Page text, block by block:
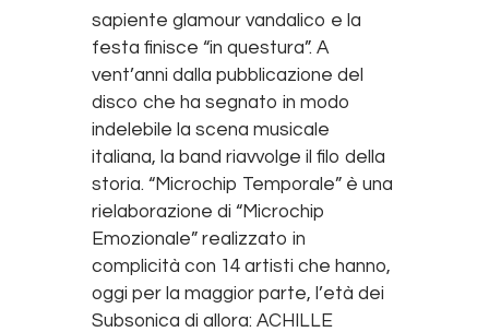
sapiente glamour vandalico e la
festa finisce “in questura”. A
vent’anni dalla pubblicazione del
disco che ha segnato in modo
indelebile la scena musicale
italiana, la band riavvolge il filo della
storia. “Microchip Temporale” è una
rielaborazione di “Microchip
Emozionale” realizzato in
complicità con 14 artisti che hanno,
oggi per la maggior parte, l’età dei
Subsonica di allora: ACHILLE